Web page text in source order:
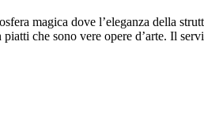
magica dove l’eleganza della
che sono vere opere d’arte. Il